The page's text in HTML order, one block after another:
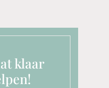
klaar